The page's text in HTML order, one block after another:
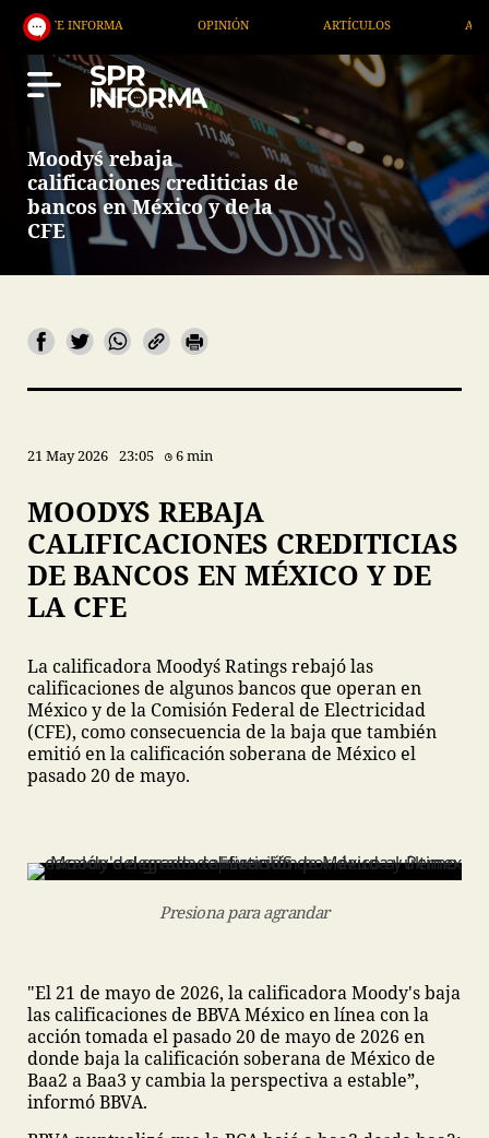
OPINIÓN ARTÍCULOS ARTE / ENTRETENIMIENTO
Moody´s rebaja
calificaciones crediticias de
bancos en México y de la
CFE
21 May 2026 23:05 6 min
MOODY´S REBAJA
CALIFICACIONES CREDITICIAS
DE BANCOS EN MÉXICO Y DE
LA CFE
La calificadora Moody´s Ratings rebajó las
calificaciones de algunos bancos que operan en
México y de la Comisión Federal de Electricidad
(CFE), como consecuencia de la baja que también
emitió en la calificación soberana de México el
pasado 20 de mayo.
Presiona para agrandar
"El 21 de mayo de 2026, la calificadora Moody's baja
las calificaciones de BBVA México en línea con la
acción tomada el pasado 20 de mayo de 2026 en
donde baja la calificación soberana de México de
Baa2 a Baa3 y cambia la perspectiva a estable”,
informó BBVA.